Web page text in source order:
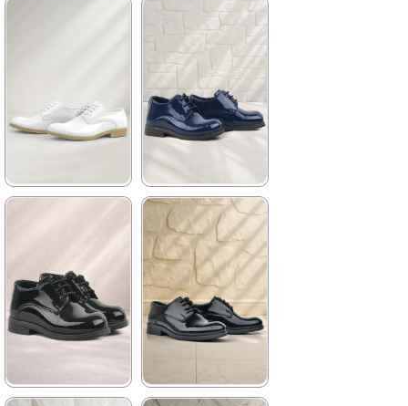
%41İndirim
Ücretsiz
Kargo
★ ★
1.199,90 ₺
2.049,90 ₺
%41İndirim
Ücretsiz
Kargo
1.199,90 ₺
2.049,90 ₺
%41İndirim
Ücretsiz
Kargo
★ ★ ★ ★ ★
1.129,90 ₺
1.929,90 ₺
%41İndirim
Ücretsiz
Kargo